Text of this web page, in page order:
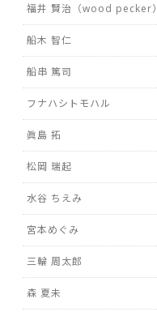
福井 賢治（wood pecker）
船木 智仁
船串 篤司
フナハシトモハル
眞島 拓
松岡 瑞起
水谷 ちえみ
宮本めぐみ
三輪 周太郎
森 夏未